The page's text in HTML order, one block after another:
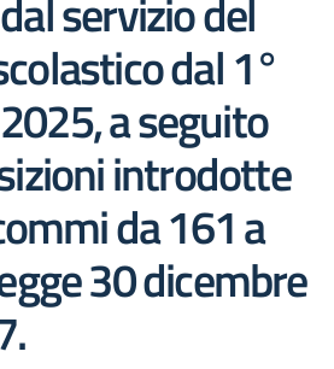
dal 1°
a seguito
introdotte
da 161 a
30 dicembre